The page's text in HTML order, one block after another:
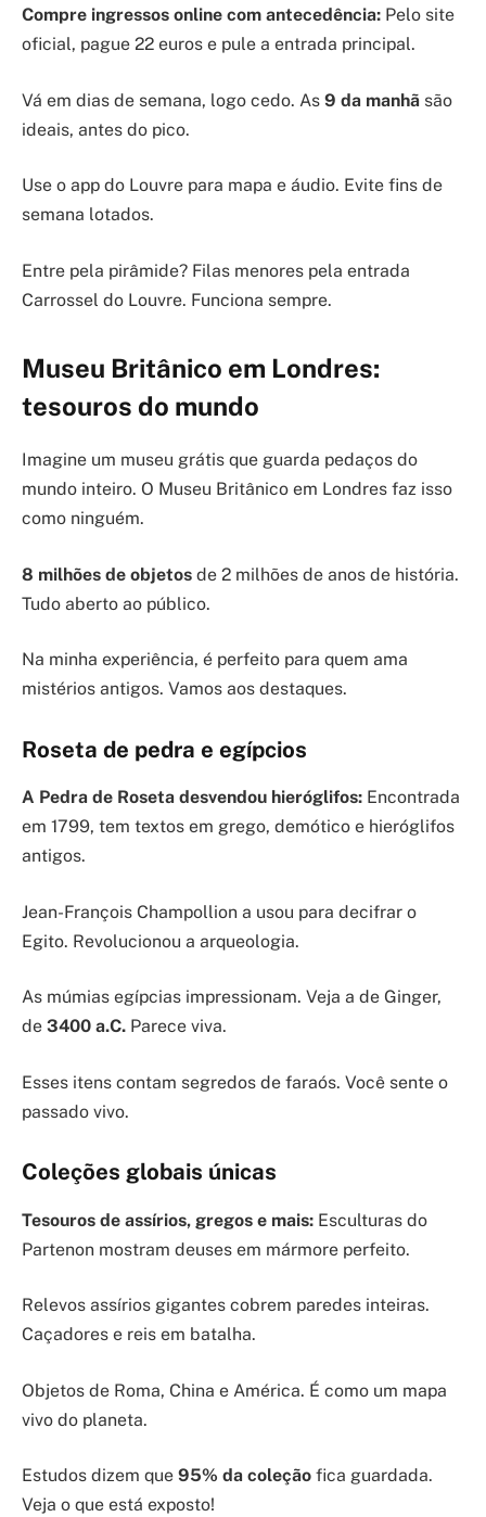
Compre ingressos online com antecedência: Pelo site
oficial, pague 22 euros e pule a entrada principal.
Vá em dias de semana, logo cedo. As 9 da manhã são
ideais, antes do pico.
Use o app do Louvre para mapa e áudio. Evite fins de
semana lotados.
Entre pela pirâmide? Filas menores pela entrada
Carrossel do Louvre. Funciona sempre.
Museu Britânico em Londres:
tesouros do mundo
Imagine um museu grátis que guarda pedaços do
mundo inteiro. O Museu Britânico em Londres faz isso
como ninguém.
8 milhões de objetos de 2 milhões de anos de história.
Tudo aberto ao público.
Na minha experiência, é perfeito para quem ama
mistérios antigos. Vamos aos destaques.
Roseta de pedra e egípcios
A Pedra de Roseta desvendou hieróglifos: Encontrada
em 1799, tem textos em grego, demótico e hieróglifos
antigos.
Jean-François Champollion a usou para decifrar o
Egito. Revolucionou a arqueologia.
As múmias egípcias impressionam. Veja a de Ginger,
de 3400 a.C. Parece viva.
Esses itens contam segredos de faraós. Você sente o
passado vivo.
Coleções globais únicas
Tesouros de assírios, gregos e mais: Esculturas do
Partenon mostram deuses em mármore perfeito.
Relevos assírios gigantes cobrem paredes inteiras.
Caçadores e reis em batalha.
Objetos de Roma, China e América. É como um mapa
vivo do planeta.
Estudos dizem que 95% da coleção fica guardada.
Veja o que está exposto!